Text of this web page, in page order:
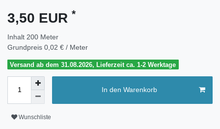
3,50 EUR *
Inhalt 200 Meter
Grundpreis 0,02 € / Meter
Versand ab dem 31.08.2026, Lieferzeit ca. 1-2 Werktage
In den Warenkorb
Wunschliste